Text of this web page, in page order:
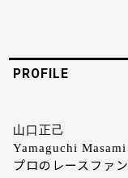
PROFILE
山口正己
Yamaguchi Masami
プロのレースファン